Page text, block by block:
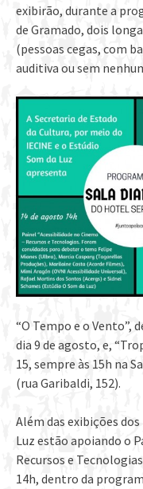
exibirão, durante a
de Gramado, dois
(pessoas cegas, com
auditiva ou sem
“O Tempo e o Vento”,
dia 9 de agosto, e,
15, sempre às 15h na
(rua Garibaldi, 152).
Além das exibições
Luz estão apoiando o
Recursos e
14h, dentro da